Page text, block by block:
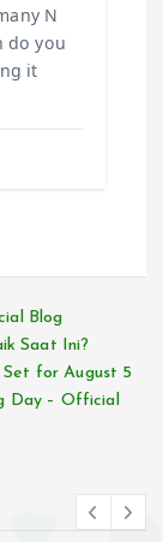
N
do you
it
Blog
Saat Ini?
Set for August 5
Day – Official